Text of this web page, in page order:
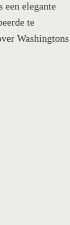
een elegante
te
Washingtons